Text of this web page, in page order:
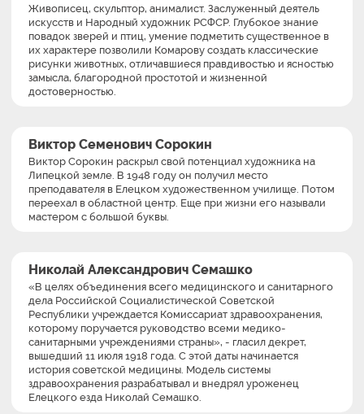
Живописец, скульптор, анималист. Заслуженный деятель
искусств и Народный художник РСФСР. Глубокое знание
повадок зверей и птиц, умение подметить существенное в
их характере позволили Комарову создать классические
рисунки животных, отличавшиеся правдивостью и ясностью
замысла, благородной простотой и жизненной
достоверностью.
Виктор Семенович Сорокин
Виктор Сорокин раскрыл свой потенциал художника на
Липецкой земле. В 1948 году он получил место
преподавателя в Елецком художественном училище. Потом
переехал в областной центр. Еще при жизни его называли
мастером с большой буквы.
Николай Александрович Семашко
«В целях объединения всего медицинского и санитарного
дела Российской Социалистической Советской
Республики учреждается Комиссариат здравоохранения,
которому поручается руководство всеми медико-
санитарными учреждениями страны», - гласил декрет,
вышедший 11 июля 1918 года. С этой даты начинается
история советской медицины. Модель системы
здравоохранения разрабатывал и внедрял уроженец
Елецкого езда Николай Семашко.